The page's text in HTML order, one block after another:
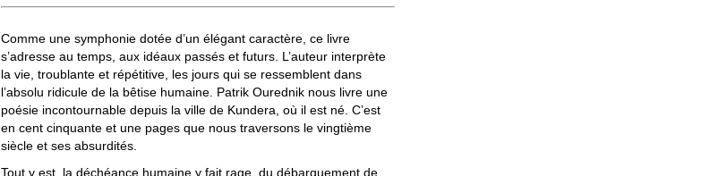
Comme une symphonie dotée d’un élégant caractère, ce livre
s’adresse au temps, aux idéaux passés et futurs. L’auteur interprète
la vie, troublante et répétitive, les jours qui se ressemblent dans
l’absolu ridicule de la bêtise humaine. Patrik Ourednik nous livre une
poésie incontournable depuis la ville de Kundera, où il est né. C’est
en cent cinquante et une pages que nous traversons le vingtième
siècle et ses absurdités.
Tout y est, la déchéance humaine y fait rage, du débarquement de